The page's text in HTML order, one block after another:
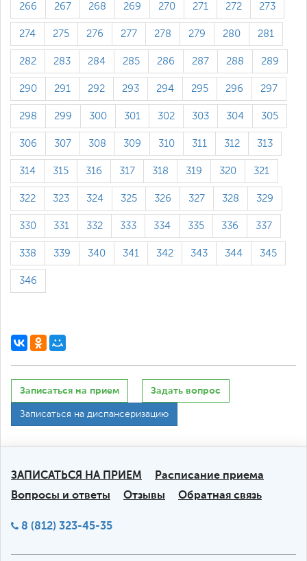
266 267 268 269 270 271 272 273
274 275 276 277 278 279 280 281
282 283 284 285 286 287 288 289
290 291 292 293 294 295 296 297
298 299 300 301 302 303 304 305
306 307 308 309 310 311 312 313
314 315 316 317 318 319 320 321
322 323 324 325 326 327 328 329
330 331 332 333 334 335 336 337
338 339 340 341 342 343 344 345
346
Записаться на прием Задать вопрос
Записаться на диспансеризацию
ЗАПИСАТЬСЯ НА ПРИЕМ
Расписание приема
Вопросы и ответы
Отзывы Обратная связь
8 (812) 323-45-35